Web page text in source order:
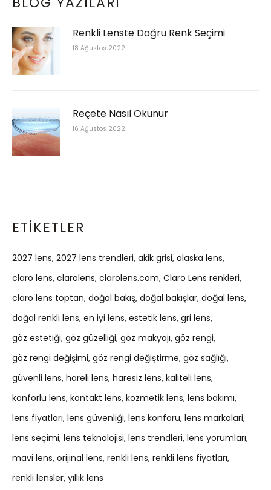
Renkli Lenste Doğru Renk Seçimi
18 Ağustos 2022
Reçete Nasıl Okunur
16 Ağustos 2022
ETIKETLER
2027 lens 2027 lens trendleri akik grisi alaska lens
claro lens clarolens clarolens.com Claro Lens renkleri
claro lens toptan doğal bakış doğal bakışlar doğal lens
doğal renkli lens en iyi lens estetik lens gri lens
göz estetiği göz güzelliği göz makyajı göz rengi
göz rengi değişimi göz rengi değiştirme göz sağlığı
güvenli lens hareli lens haresiz lens kaliteli lens
konforlu lens kontakt lens kozmetik lens lens bakımı
lens fiyatları lens güvenliği lens konforu lens markalari
lens seçimi lens teknolojisi lens trendleri lens yorumları
mavi lens orijinal lens renkli lens renkli lens fiyatları
renkli lensler yıllık lens